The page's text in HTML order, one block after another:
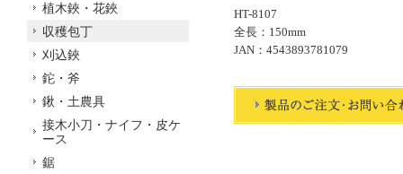
HT-8107
全長：150mm
JAN：4543893781079
植木鋏・花鋏
収穫包丁
刈込鋏
鉈・斧
鍬・土農具
接木小刀・ナイフ・皮ケ
ース
鋸